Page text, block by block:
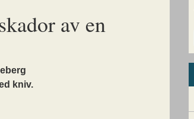
av en
kniv.